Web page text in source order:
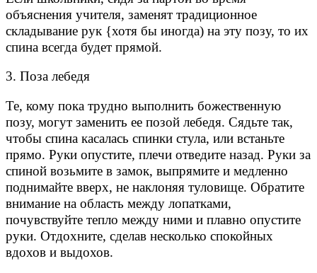
объяснения учителя, заменят традиционное
складывание рук {хотя бы иногда) на эту позу, то их
спина всегда будет прямой.
3. Поза лебедя
Те, кому пока трудно выполнить божественную
позу, могут заменить ее позой лебедя. Сядьте так,
чтобы спина касалась спинки стула, или встаньте
прямо. Руки опустите, плечи отведите назад. Руки за
спиной возьмите в замок, выпрямите и медленно
поднимайте вверх, не наклоняя туловище. Обратите
внимание на область между лопатками,
почувствуйте тепло между ними и плавно опустите
руки. Отдохните, сделав несколько спокойных
вдохов и выдохов.